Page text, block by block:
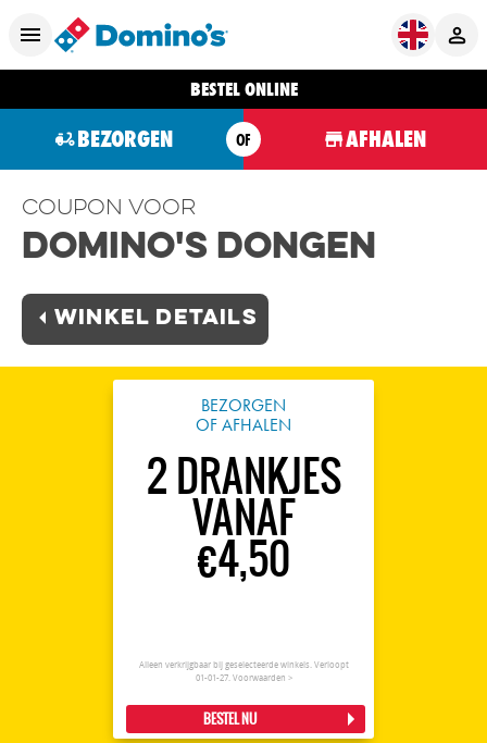
BESTEL ONLINE
BEZORGEN OF AFHALEN
Coupon voor
Domino's Dongen
Winkel Details
BEZORGEN
OF AFHALEN
2 DRANKJES
VANAF
€4,50
Alleen verkrijgbaar bij geselecteerde winkels. Verloopt
01-01-27. Voorwaarden >
BESTEL NU